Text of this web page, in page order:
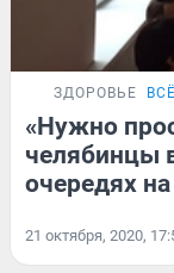
ЗДОРОВЬЕ
«Нужно
челябинцы
очередях
21 октября, 2020,